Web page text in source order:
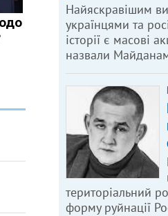
Найяскравішим
українцями та
історії є масові
назвали
територіальний
форму руйнації